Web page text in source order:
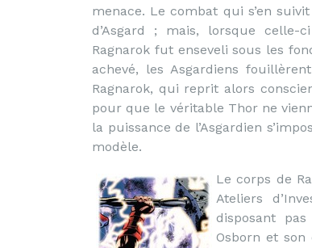
menace. Le combat qui s’en
d’Asgard ; mais, lorsque celle-
Ragnarok fut enseveli sous les
achevé, les Asgardiens
Ragnarok, qui reprit alors
pour que le véritable Thor ne
la puissance de l’Asgardien
modèle.
Le corps de
Ateliers
disposant
Osborn et son